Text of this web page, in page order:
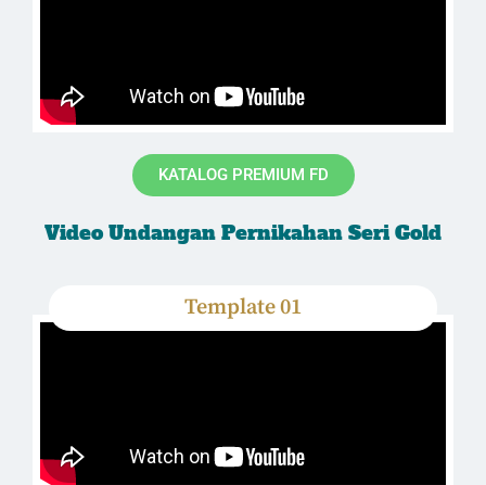
KATALOG PREMIUM FD
Video Undangan Pernikahan Seri Gold
Template 01